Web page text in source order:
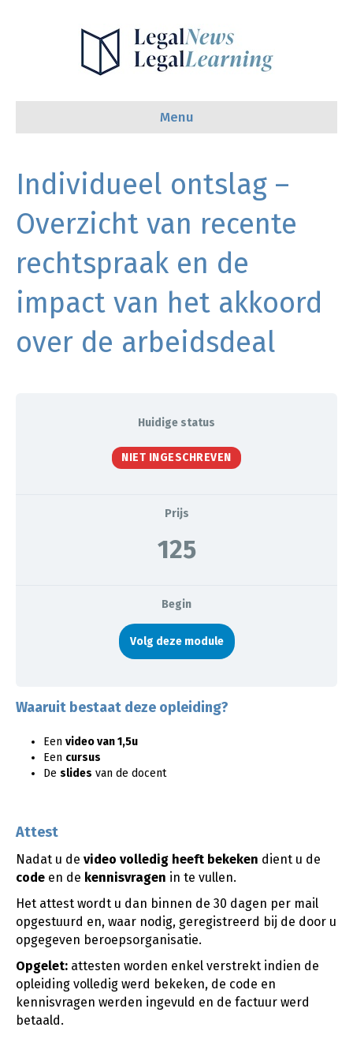
Menu
Individueel ontslag –
Overzicht van recente
rechtspraak en de
impact van het akkoord
over de arbeidsdeal
Huidige status
NIET INGESCHREVEN
Prijs
125
Begin
Volg deze module
Waaruit bestaat deze opleiding?
Een video van 1,5u
Een cursus
De slides van de docent
Attest
Nadat u de video volledig heeft bekeken dient u de
code en de kennisvragen in te vullen.
Het attest wordt u dan binnen de 30 dagen per mail
opgestuurd en, waar nodig, geregistreerd bij de door u
opgegeven beroepsorganisatie.
Opgelet: attesten worden enkel verstrekt indien de
opleiding volledig werd bekeken, de code en
kennisvragen werden ingevuld en de factuur werd
betaald.